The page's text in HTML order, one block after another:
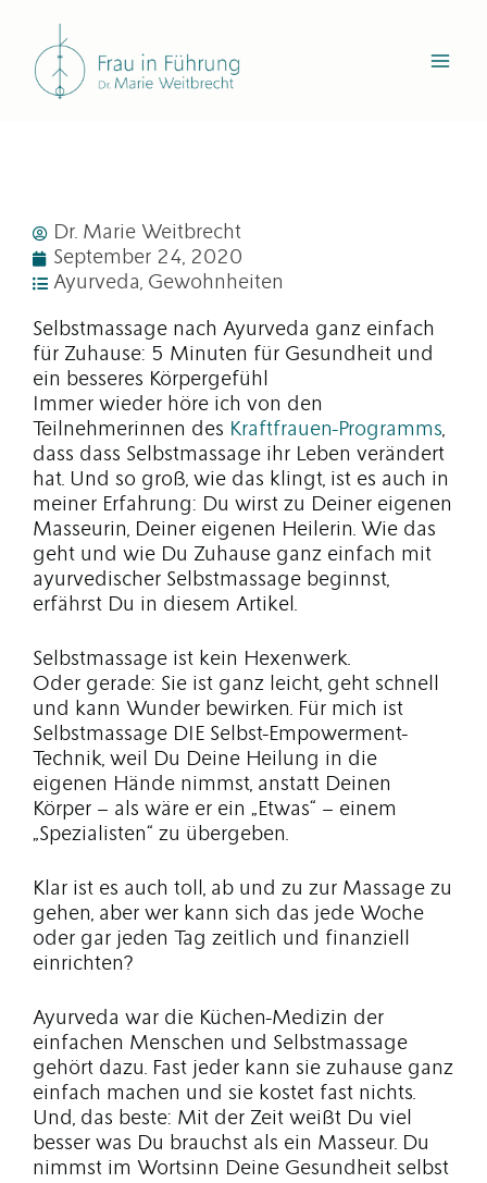
springen
Dr. Marie Weitbrecht
September 24, 2020
Ayurveda, Gewohnheiten
Selbstmassage nach Ayurveda ganz einfach
für Zuhause: 5 Minuten für Gesundheit und
ein besseres Körpergefühl
Immer wieder höre ich von den
Teilnehmerinnen des Kraftfrauen-Programms,
dass dass Selbstmassage ihr Leben verändert
hat. Und so groß, wie das klingt, ist es auch in
meiner Erfahrung: Du wirst zu Deiner eigenen
Masseurin, Deiner eigenen Heilerin. Wie das
geht und wie Du Zuhause ganz einfach mit
ayurvedischer Selbstmassage beginnst,
erfährst Du in diesem Artikel.
Selbstmassage ist kein Hexenwerk.
Oder gerade: Sie ist ganz leicht, geht schnell
und kann Wunder bewirken. Für mich ist
Selbstmassage DIE Selbst-Empowerment-
Technik, weil Du Deine Heilung in die
eigenen Hände nimmst, anstatt Deinen
Körper – als wäre er ein „Etwas“ – einem
„Spezialisten“ zu übergeben.
Klar ist es auch toll, ab und zu zur Massage zu
gehen, aber wer kann sich das jede Woche
oder gar jeden Tag zeitlich und finanziell
einrichten?
Ayurveda war die Küchen-Medizin der
einfachen Menschen und Selbstmassage
gehört dazu. Fast jeder kann sie zuhause ganz
einfach machen und sie kostet fast nichts.
Und, das beste: Mit der Zeit weißt Du viel
besser was Du brauchst als ein Masseur. Du
nimmst im Wortsinn Deine Gesundheit selbst